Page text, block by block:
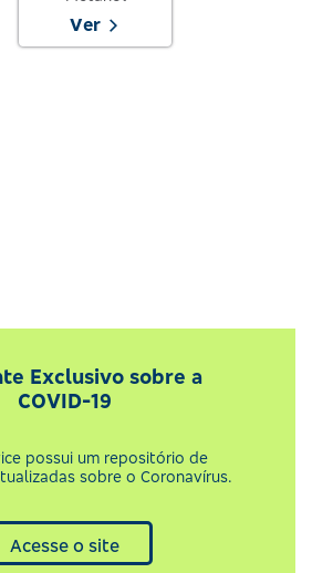
Ver
Exclusivo sobre a
COVID-19
possui um repositório de
sobre o Coronavírus.
Acesse o site